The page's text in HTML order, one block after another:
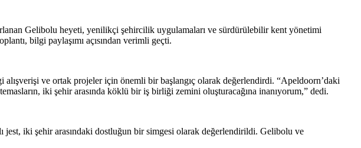
Gelibolu heyeti, yenilikçi şehircilik uygulamaları ve sürdürülebilir kent yönetimi
bilgi paylaşımı açısından verimli geçti.
ve ortak projeler için önemli bir başlangıç olarak değerlendirdi. “Apeldoorn’daki
iki şehir arasında köklü bir iş birliği zemini oluşturacağına inanıyorum,” dedi.
iki şehir arasındaki dostluğun bir simgesi olarak değerlendirildi. Gelibolu ve